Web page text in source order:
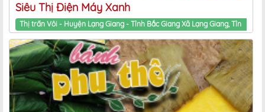
Siêu Thị Điện Máy Xanh
Thị trấn Vôi - Huyện Lạng Giang - Tỉnh Bắc Giang Xã Lạng Giang, Tỉnh Bắc Ninh